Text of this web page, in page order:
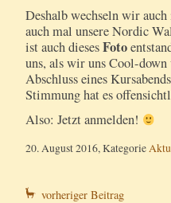
Deshalb wechseln wir
auch mal unsere Nordic
ist auch diesesFoto
uns, als wir uns Cool-
Abschluss eines
Stimmung hat es
Also: Jetzt anmelden!
20. August 2016, Kategorie
vorheriger Beitrag